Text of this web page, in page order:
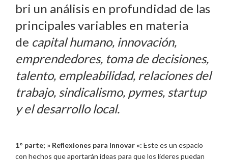
bri un análisis en profundidad de las
principales variables en materia
de capital humano, innovación,
emprendedores, toma de decisiones,
talento, empleabilidad, relaciones del
trabajo, sindicalismo, pymes, startup
y el desarrollo local.
1° parte; » Reflexiones para Innovar «: Este es un espacio
con hechos que aportarán ideas para que los lideres puedan